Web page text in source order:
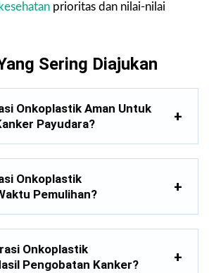
kesehatan prioritas dan nilai-nilai
Sering Diajukan
Onkoplastik Aman Untuk
Payudara?
Onkoplastik
Pemulihan?
Onkoplastik
Pengobatan Kanker?